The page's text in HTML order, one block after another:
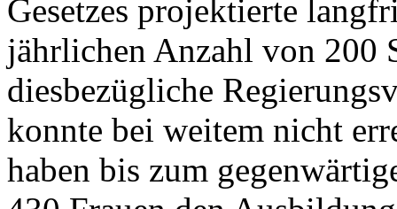
Gesetzes projektierte
jährlichen Anzahl von 200
diesbezügliche
konnte bei weitem nicht
haben bis zum